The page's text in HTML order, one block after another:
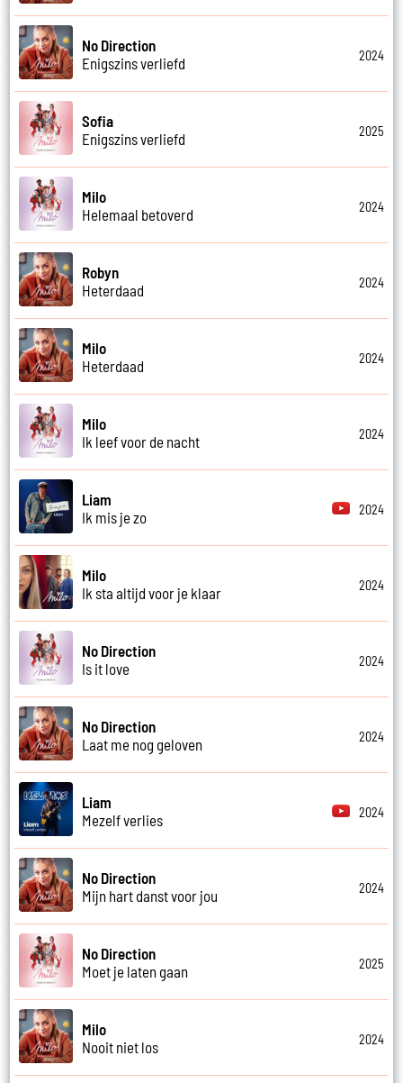
No Direction
Enigszins verliefd
2024
Sofia
Enigszins verliefd
2025
Milo
Helemaal betoverd
2024
Robyn
Heterdaad
2024
Milo
Heterdaad
2024
Milo
Ik leef voor de nacht
2024
Liam
Ik mis je zo
2024
Milo
Ik sta altijd voor je klaar
2024
No Direction
Is it love
2024
No Direction
Laat me nog geloven
2024
Liam
Mezelf verlies
2024
No Direction
Mijn hart danst voor jou
2024
No Direction
Moet je laten gaan
2025
Milo
Nooit niet los
2024